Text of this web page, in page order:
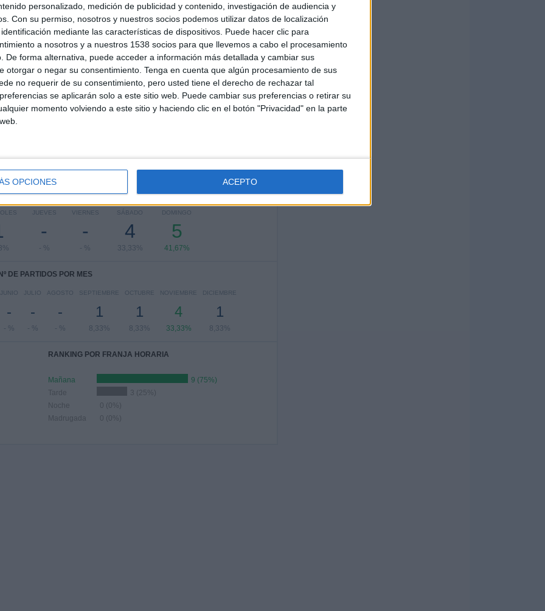
personalizado, medición de publicidad y contenido, investigación de audiencia y
Con su permiso, nosotros y nuestros socios podemos utilizar datos de localización
mediante las características de dispositivos. Puede hacer clic para
a nosotros y a nuestros 1538 socios para que llevemos a cabo el procesamiento
De forma alternativa, puede acceder a información más detallada y cambiar sus
otorgar o negar su consentimiento. Tenga en cuenta que algún procesamiento de sus
no requerir de su consentimiento, pero usted tiene el derecho de rechazar tal
se aplicarán solo a este sitio web. Puede cambiar sus preferencias o retirar su
momento volviendo a este sitio y haciendo clic en el botón "Privacidad" en la parte
OPCIONES ACEPTO
12
RIVALES
1
VS Bromley
3
COMPETICIONES
RANKING POR COMPETICIONES
9 (75%)
League One
2 (16,67%)
POR DÍA DE LA SEMANA
JUEVES
-
- %
VIERNES
-
- %
SÁBADO
4
33,33%
DOMINGO
5
41,67%
Nº DE PARTIDOS POR MES
JUNIO
-
- %
JULIO
-
- %
AGOSTO
-
- %
SEPTIEMBRE
1
8,33%
OCTUBRE
1
8,33%
NOVIEMBRE
4
33,33%
DICIEMBRE
1
8,33%
RANKING POR FRANJA HORARIA
Mañana
9 (75%)
Tarde
3 (25%)
Noche
0 (0%)
Madrugada
0 (0%)